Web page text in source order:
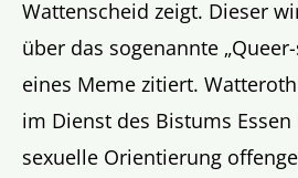
Wattenscheid zeigt. Dieser
über das sogenannte
eines Meme zitiert.
im Dienst des Bistums
sexuelle Orientierung